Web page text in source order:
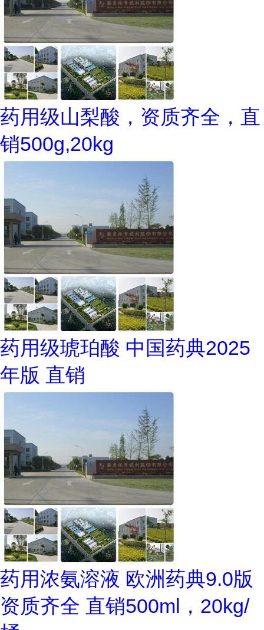
药用级山梨酸，资质齐全，直
销500g,20kg
药用级琥珀酸 中国药典2025
年版 直销
药用浓氨溶液 欧洲药典9.0版
资质齐全 直销500ml，20kg/